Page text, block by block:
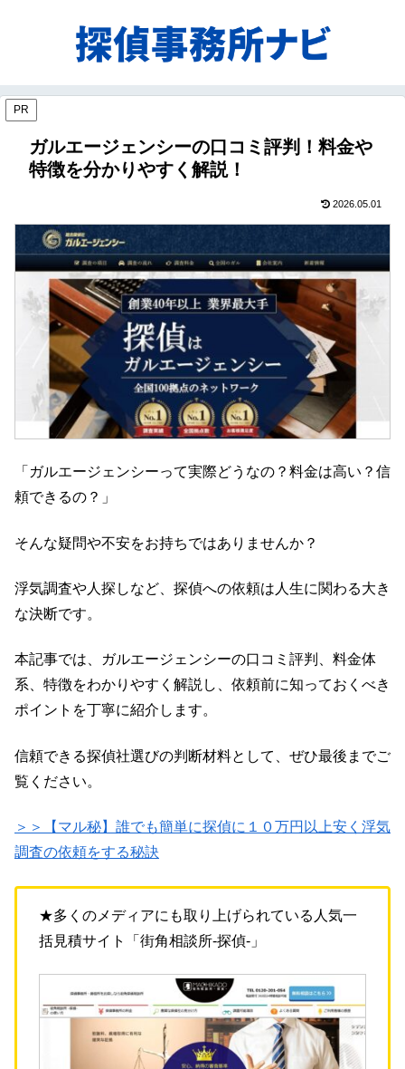
PR
ガルエージェンシーの口コミ評判！料金や
特徴を分かりやすく解説！
2026.05.01
「ガルエージェンシーって実際どうなの？料金は高い？信
頼できるの？」
そんな疑問や不安をお持ちではありませんか？
浮気調査や人探しなど、探偵への依頼は人生に関わる大き
な決断です。
本記事では、ガルエージェンシーの口コミ評判、料金体
系、特徴をわかりやすく解説し、依頼前に知っておくべき
ポイントを丁寧に紹介します。
信頼できる探偵社選びの判断材料として、ぜひ最後までご
覧ください。
＞＞【マル秘】誰でも簡単に探偵に１０万円以上安く浮気
調査の依頼をする秘訣
★多くのメディアにも取り上げられている人気一
括見積サイト「街角相談所-探偵-」